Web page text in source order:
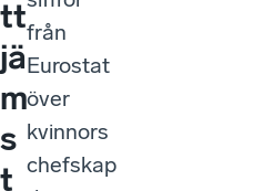
tt
jä
m
s
t
från
Eurostat
över
kvinnors
chefskap